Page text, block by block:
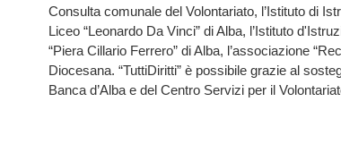
Consulta comunale del Volontariato, l’Istituto di
Liceo “Leonardo Da Vinci” di Alba, l’Istituto
“Piera Cillario Ferrero” di Alba, l’associazione
Diocesana. “TuttiDiritti” è possibile grazie al
Banca d’Alba e del Centro Servizi per il